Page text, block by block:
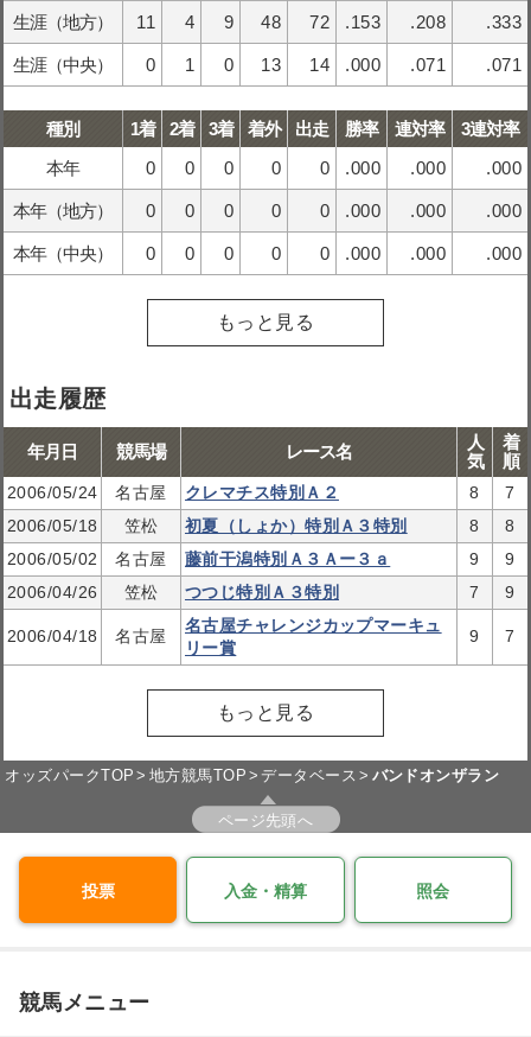
生涯（地方） 11 4 9 48 72 .153 .208 .333
生涯（中央） 0 1 0 13 14 .000 .071 .071
種別 1着 2着 3着 着外 出走 勝率 連対率
3連対率
本年
0 0 0 0 0 .000 .000 .000
本年（地方） 0 0 0 0 0 .000 .000 .000
本年（中央） 0 0 0 0 0 .000 .000 .000
もっと見る
出走履歴
年月日 競馬場 レース名
人
気
着
順
2006/05/24 名古屋 クレマチス特別Ａ２ 8
7
2006/05/18
笠松 初夏（しょか）特別Ａ３特別 8
8
2006/05/02
名古屋 藤前干潟特別Ａ３Ａー３ａ 9
9
2006/04/26
笠松 つつじ特別Ａ３特別 7 9
2006/04/18 名古屋
名古屋チャレンジカップマーキュ
リー賞
9 7
もっと見る
オッズパークTOP 地方競馬TOP データベース バンドオンザラン
ページ先頭へ
投票 入金・精算 照会
競馬メニュー